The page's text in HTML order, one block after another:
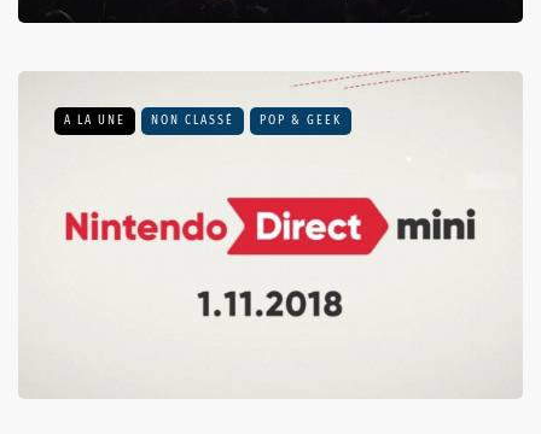
A LA UNE NON CLASSÉ POP & GEEK